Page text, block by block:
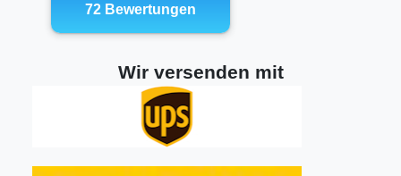
Wir versenden mit